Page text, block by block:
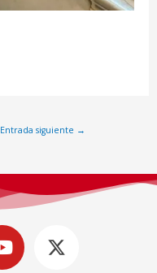
Entrada siguiente →